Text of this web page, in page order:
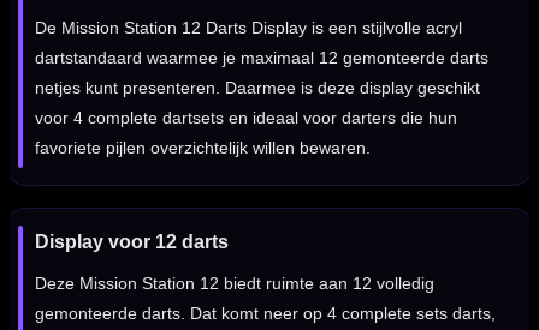
De Mission Station 12 Darts Display is een stijlvolle acryl
dartstandaard waarmee je maximaal 12 gemonteerde darts
netjes kunt presenteren. Daarmee is deze display geschikt
voor 4 complete dartsets en ideaal voor darters die hun
favoriete pijlen overzichtelijk willen bewaren.
Display voor 12 darts
Deze Mission Station 12 biedt ruimte aan 12 volledig
gemonteerde darts. Dat komt neer op 4 complete sets darts,